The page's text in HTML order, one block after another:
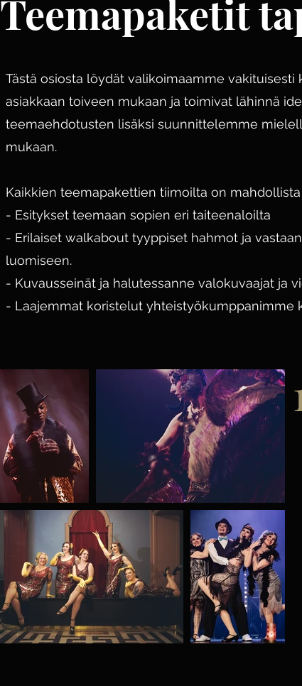
Teemapaketit
Tästä osiosta löydät valikoimaamme
asiakkaan toiveen mukaan ja toimivat lähinnä
teemaehdotusten lisäksi suunnittelemme
mukaan.
Kaikkien teemapakettien tiimoilta on
- Esitykset teemaan sopien eri taiteenaloilta
- Erilaiset walkabout tyyppiset hahmot ja
luomiseen.
- Kuvausseinät ja halutessanne valokuvaajat ja
- Laajemmat koristelut yhteistyökumppanimme